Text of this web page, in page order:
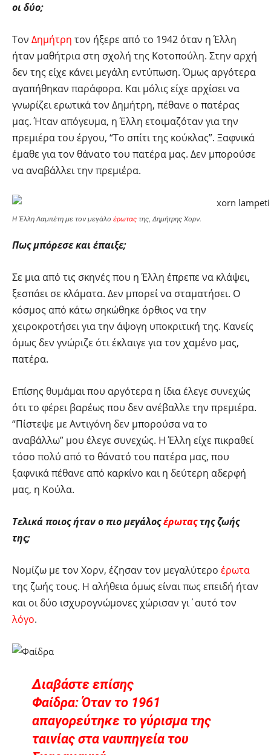
οι δύο;
Τον Δημήτρη τον ήξερε από το 1942 όταν η Έλλη
ήταν μαθήτρια στη σχολή της Κοτοπούλη. Στην αρχή
δεν της είχε κάνει μεγάλη εντύπωση. Όμως αργότερα
αγαπήθηκαν παράφορα. Και μόλις είχε αρχίσει να
γνωρίζει ερωτικά τον Δημήτρη, πέθανε ο πατέρας
μας. Ήταν απόγευμα, η Έλλη ετοιμαζόταν για την
πρεμιέρα του έργου, “Το σπίτι της κούκλας”. Ξαφνικά
έμαθε για τον θάνατο του πατέρα μας. Δεν μπορούσε
να αναβάλλει την πρεμιέρα.
Η Έλλη Λαμπέτη με τον μεγάλο έρωτας της, Δημήτρης Χορν.
Πως μπόρεσε και έπαιξε;
Σε μια από τις σκηνές που η Έλλη έπρεπε να κλάψει,
ξεσπάει σε κλάματα. Δεν μπορεί να σταματήσει. Ο
κόσμος από κάτω σηκώθηκε όρθιος να την
χειροκροτήσει για την άψογη υποκριτική της. Κανείς
όμως δεν γνώριζε ότι έκλαιγε για τον χαμένο μας,
πατέρα.
Επίσης θυμάμαι που αργότερα η ίδια έλεγε συνεχώς
ότι το φέρει βαρέως που δεν ανέβαλλε την πρεμιέρα.
“Πίστεψε με Αντιγόνη δεν μπορούσα να το
αναβάλλω” μου έλεγε συνεχώς. Η Έλλη είχε πικραθεί
τόσο πολύ από το θάνατό του πατέρα μας, που
ξαφνικά πέθανε από καρκίνο και η δεύτερη αδερφή
μας, η Κούλα.
Τελικά ποιος ήταν ο πιο μεγάλοςέρωταςτης ζωής
της;
Νομίζω με τον Χορν, έζησαν τον μεγαλύτερο έρωτα
της ζωής τους. Η αλήθεια όμως είναι πως επειδή ήταν
και οι δύο ισχυρογνώμονες χώρισαν γι΄αυτό τον
λόγο.
Διαβάστε επίσης
Φαίδρα: Όταν το 1961
απαγορεύτηκε το γύρισμα της
ταινίας στα ναυπηγεία του